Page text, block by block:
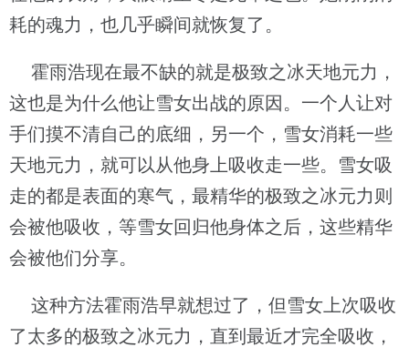
耗的魂力，也几乎瞬间就恢复了。
霍雨浩现在最不缺的就是极致之冰天地元力，
这也是为什么他让雪女出战的原因。一个人让对
手们摸不清自己的底细，另一个，雪女消耗一些
天地元力，就可以从他身上吸收走一些。雪女吸
走的都是表面的寒气，最精华的极致之冰元力则
会被他吸收，等雪女回归他身体之后，这些精华
会被他们分享。
这种方法霍雨浩早就想过了，但雪女上次吸收
了太多的极致之冰元力，直到最近才完全吸收，